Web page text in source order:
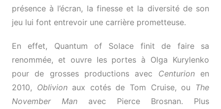
présence à l’écran, la finesse et la diversité de son
jeu lui font entrevoir une carrière prometteuse.
En effet, Quantum of Solace finit de faire sa
renommée, et ouvre les portes à Olga Kurylenko
pour de grosses productions avec Centurionen
2010, Oblivionaux cotés de Tom Cruise, ou The
November Manavec Pierce Brosnan. Plus